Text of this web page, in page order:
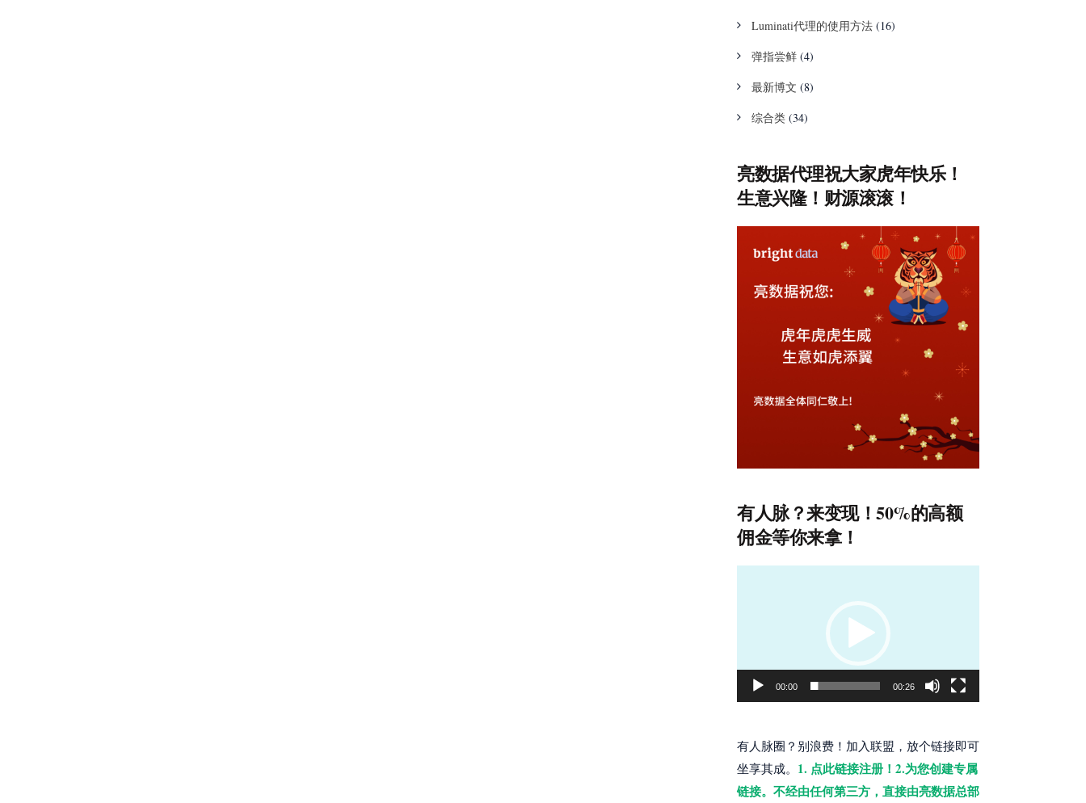
Luminati代理的使用方法 (16)
弹指尝鲜 (4)
最新博文 (8)
综合类 (34)
亮数据代理祝大家虎年快乐！
生意兴隆！财源滚滚！
有人脉？来变现！50%的高额
佣金等你来拿！
器
00:00 00:26
有人脉圈？别浪费！加入联盟，放个链接即可
坐享其成。 1. 点此链接注册！2.为您创建专属
链接。不经由任何第三方，直接由亮数据总部